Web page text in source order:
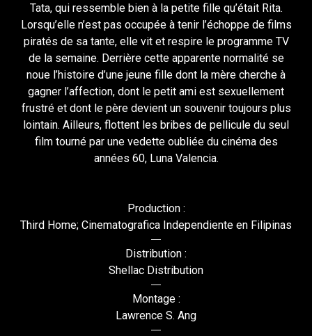
Tata, qui ressemble bien à la petite fille qu’était Rita.
Lorsqu’elle n’est pas occupée à tenir l’échoppe de films
piratés de sa tante, elle vit et respire le programme TV
de la semaine. Derrière cette apparente normalité se
noue l’histoire d’une jeune fille dont la mère cherche à
gagner l’affection, dont le petit ami est sexuellement
frustré et dont le père devient un souvenir toujours plus
lointain. Ailleurs, flottent les bribes de pellicule du seul
film tourné par une vedette oubliée du cinéma des
années 60, Luna Valencia.
Production :
Third Home; Cinematografica Independiente en Filipinas
Distribution :
Shellac Distribution
Montage :
Lawrence S. Ang